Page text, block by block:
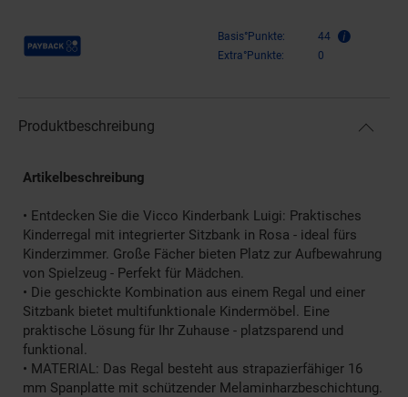
Payback Punkte Basis°Punkte:
44
Extra°Punkte:
0
Produktbeschreibung
Artikelbeschreibung
• Entdecken Sie die Vicco Kinderbank Luigi: Praktisches
Kinderregal mit integrierter Sitzbank in Rosa - ideal fürs
Kinderzimmer. Große Fächer bieten Platz zur Aufbewahrung
von Spielzeug - Perfekt für Mädchen.
• Die geschickte Kombination aus einem Regal und einer
Sitzbank bietet multifunktionale Kindermöbel. Eine
praktische Lösung für Ihr Zuhause - platzsparend und
funktional.
• MATERIAL: Das Regal besteht aus strapazierfähiger 16
mm Spanplatte mit schützender Melaminharzbeschichtung.